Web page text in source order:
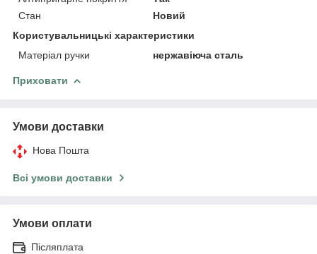
Стан
Новий
Користувальницькі характеристики
Матеріал ручки
нержавіюча сталь
Приховати
Умови доставки
Нова Пошта
Всі умови доставки
Умови оплати
Післяплата